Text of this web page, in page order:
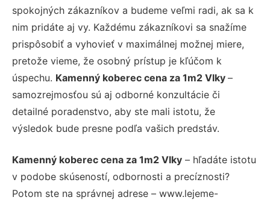
spokojných zákazníkov a budeme veľmi radi, ak sa k
nim pridáte aj vy. Každému zákazníkovi sa snažíme
prispôsobiť a vyhovieť v maximálnej možnej miere,
pretože vieme, že osobný prístup je kľúčom k
úspechu. Kamenný koberec cena za 1m2 Vlky –
samozrejmosťou sú aj odborné konzultácie či
detailné poradenstvo, aby ste mali istotu, že
výsledok bude presne podľa vašich predstáv.
Kamenný koberec cena za 1m2 Vlky – hľadáte istotu
v podobe skúseností, odbornosti a precíznosti?
Potom ste na správnej adrese – www.lejeme-